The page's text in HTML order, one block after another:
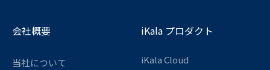
会社概要
当社について
iKala プロダクト
iKala Cloud